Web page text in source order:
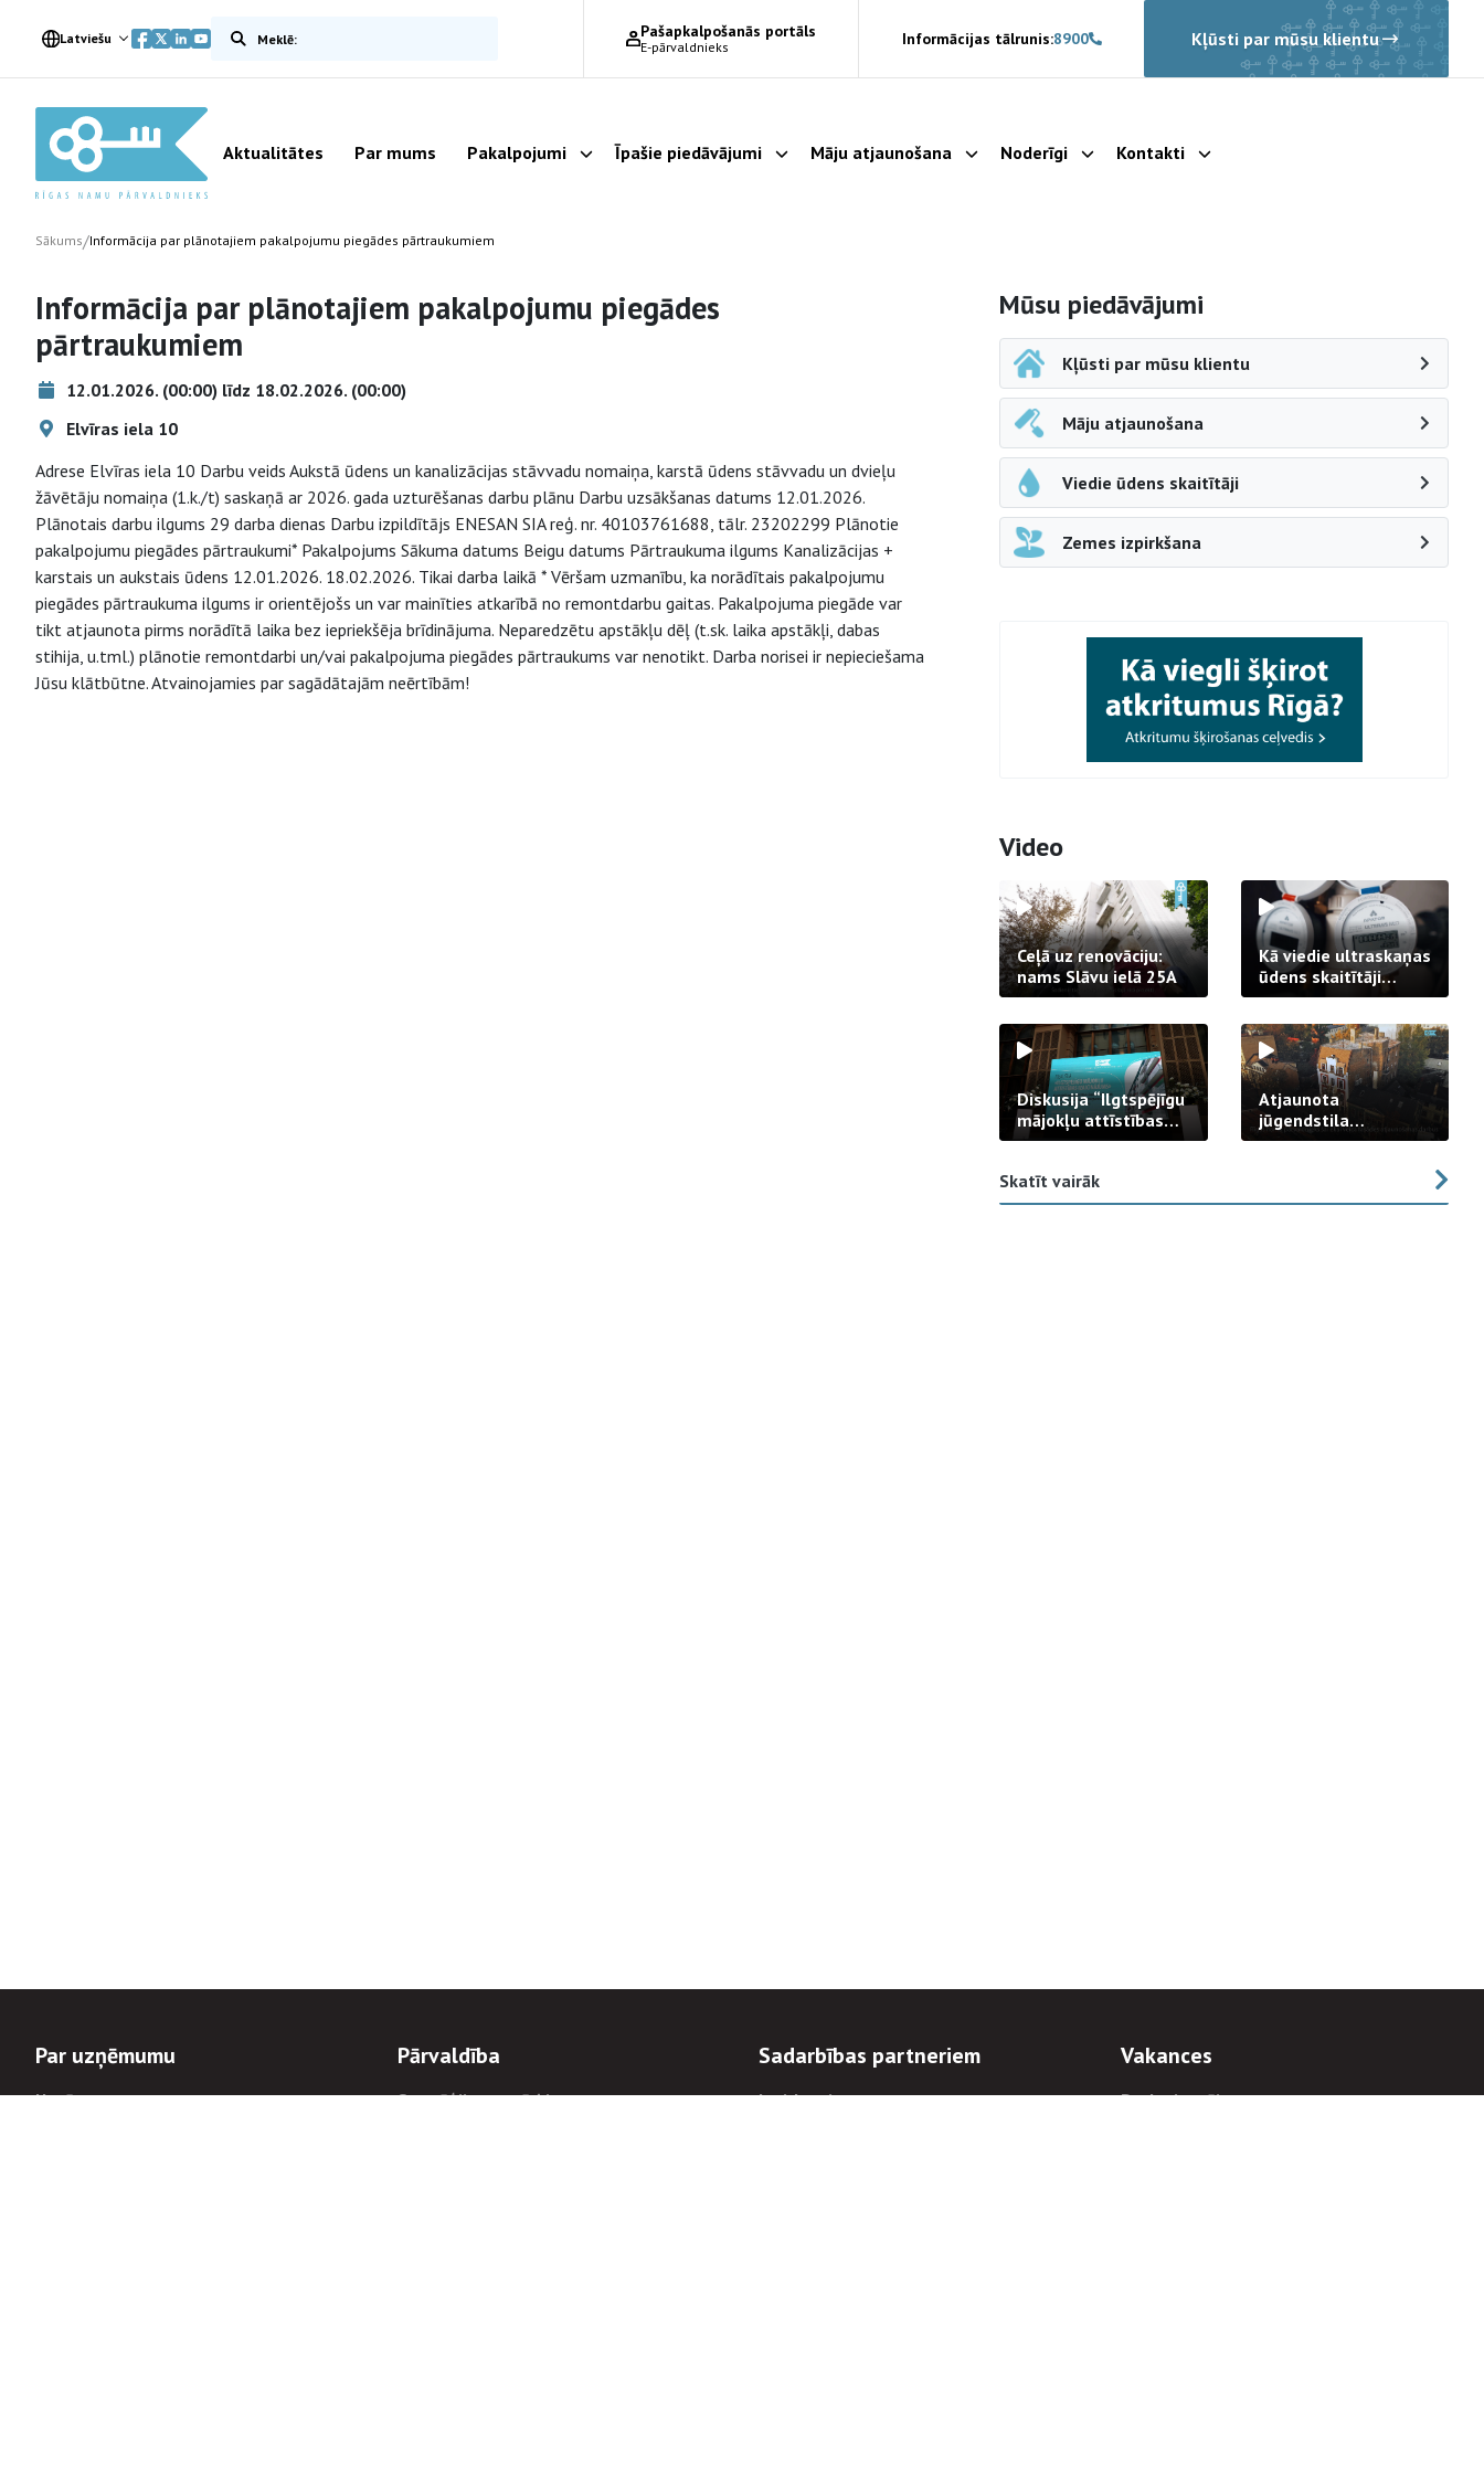
Latviešu Meklēt vietnē Pašapkalpošanās portāls
E-pārvaldnieks Informācijas tālrunis:8900 Kļūsti par mūsu klientu
Aktualitātes Par mums Pakalpojumi Parādīt apakšizvēlni
Īpašie piedāvājumi Parādīt apakšizvēlni
Māju atjaunošana Parādīt apakšizvēlni
Noderīgi Parādīt apakšizvēlni
Kontakti Parādīt apakšizvēlni
Sākums/Informācija par plānotajiem pakalpojumu piegādes pārtraukumiem
Informācija par plānotajiem pakalpojumu piegādes
pārtraukumiem
12.01.2026. (00:00) līdz 18.02.2026. (00:00)
Elvīras iela 10
Adrese Elvīras iela 10 Darbu veids Aukstā ūdens un kanalizācijas stāvvadu nomaiņa, karstā ūdens stāvvadu un dvieļu
žāvētāju nomaiņa (1.k./t) saskaņā ar 2026. gada uzturēšanas darbu plānu Darbu uzsākšanas datums 12.01.2026.
Plānotais darbu ilgums 29 darba dienas Darbu izpildītājs ENESAN SIA reģ. nr. 40103761688, tālr. 23202299 Plānotie
pakalpojumu piegādes pārtraukumi* Pakalpojums Sākuma datums Beigu datums Pārtraukuma ilgums Kanalizācijas +
karstais un aukstais ūdens 12.01.2026. 18.02.2026. Tikai darba laikā * Vēršam uzmanību, ka norādītais pakalpojumu
piegādes pārtraukuma ilgums ir orientējošs un var mainīties atkarībā no remontdarbu gaitas. Pakalpojuma piegāde var
tikt atjaunota pirms norādītā laika bez iepriekšēja brīdinājuma. Neparedzētu apstākļu dēļ (t.sk. laika apstākļi, dabas
stihija, u.tml.) plānotie remontdarbi un/vai pakalpojuma piegādes pārtraukums var nenotikt. Darba norisei ir nepieciešama
Jūsu klātbūtne. Atvainojamies par sagādātajām neērtībām!
Sāna navigācija
Mūsu piedāvājumi
Kļūsti par mūsu klientu
Māju atjaunošana
Viedie ūdens skaitītāji
Zemes izpirkšana
Video
Ceļā uz renovāciju:
nams Slāvu ielā 25A
Kā viedie ultraskaņas
ūdens skaitītāji
strādā praksē
Diskusija “Ilgtspējīgu
mājokļu attīstības
izaicinājums”
Atjaunota
jūgendstila
arhitektūras pērles
Skatīt vairāk
Par uzņēmumu
Uzņēmums
Pārvaldība
Stratēģija un mērķi
Sadarbības partneriem
Iepirkumi
Vakances
Darba iespējas